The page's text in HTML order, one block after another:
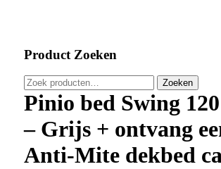
Product Zoeken
Zoeken
naar:
Zoeken
Pinio bed Swing
– Grijs + ontvang
Anti-Mite dekbed